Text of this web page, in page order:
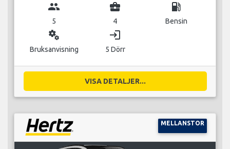
group
5
business_center
4
local_gas_station
Bensin
miscellaneous_services
Bruksanvisning
login
5 Dörr
VISA DETALJER...
MELLANSTOR